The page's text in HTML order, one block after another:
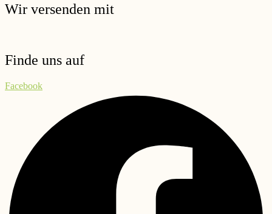
Wir versenden mit
Finde uns auf
Facebook